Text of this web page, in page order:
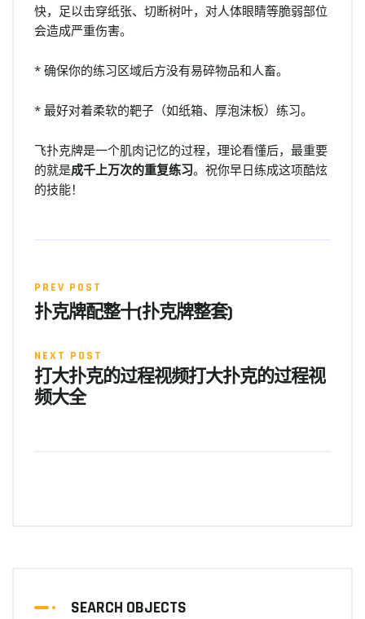
快，足以击穿纸张、切断树叶，对人体眼睛等脆弱部位
会造成严重伤害。
* 确保你的练习区域后方没有易碎物品和人畜。
* 最好对着柔软的靶子（如纸箱、厚泡沫板）练习。
飞扑克牌是一个肌肉记忆的过程，理论看懂后，最重要
的就是成千上万次的重复练习。祝你早日练成这项酷炫
的技能！
PREV POST
扑克牌配整十(扑克牌整套)
NEXT POST
打大扑克的过程视频打大扑克的过程视
频大全
SEARCH OBJECTS